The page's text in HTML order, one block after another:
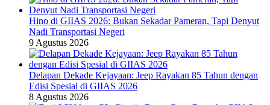
Hino di GIIAS 2026: Bukan Sekadar Pameran, Tapi Denyut
Nadi Transportasi Negeri
9 Agustus 2026
Delapan Dekade Kejayaan: Jeep Rayakan 85 Tahun dengan
Edisi Spesial di GIIAS 2026
8 Agustus 2026